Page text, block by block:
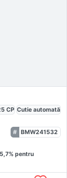
CP Cutie automată
BMW241532
5,7% pentru